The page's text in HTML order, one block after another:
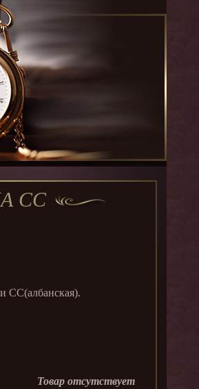
СС
СС(албанская).
Товар отсутствует